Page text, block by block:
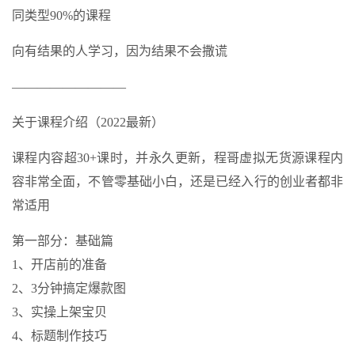
同类型90%的课程
向有结果的人学习，因为结果不会撒谎
—————————
关于课程介绍（2022最新）
课程内容超30+课时，并永久更新，程哥虚拟无货源课程内
容非常全面，不管零基础小白，还是已经入行的创业者都非
常适用
第一部分：基础篇
1、开店前的准备
2、3分钟搞定爆款图
3、实操上架宝贝
4、标题制作技巧